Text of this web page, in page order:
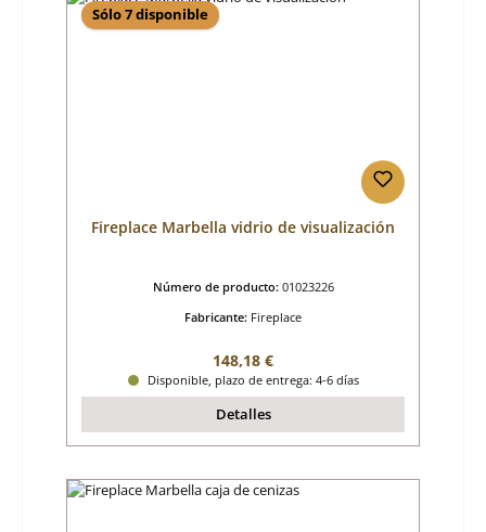
Sólo 7 disponible
Fireplace Marbella vidrio de visualización
Número de producto: 01023226
Fabricante: Fireplace
Precio normal:
148,18 €
Disponible, plazo de entrega: 4-6 días
Detalles